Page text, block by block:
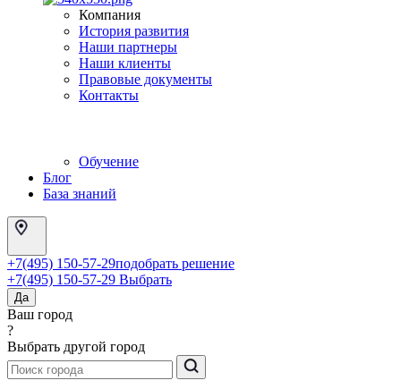
Компания
История развития
Наши партнеры
Наши клиенты
Правовые документы
Контакты
Обучение
Блог
База знаний
+7(495) 150-57-29подобрать решение
+7(495) 150-57-29 Выбрать
Да
Ваш город
?
Выбрать другой город